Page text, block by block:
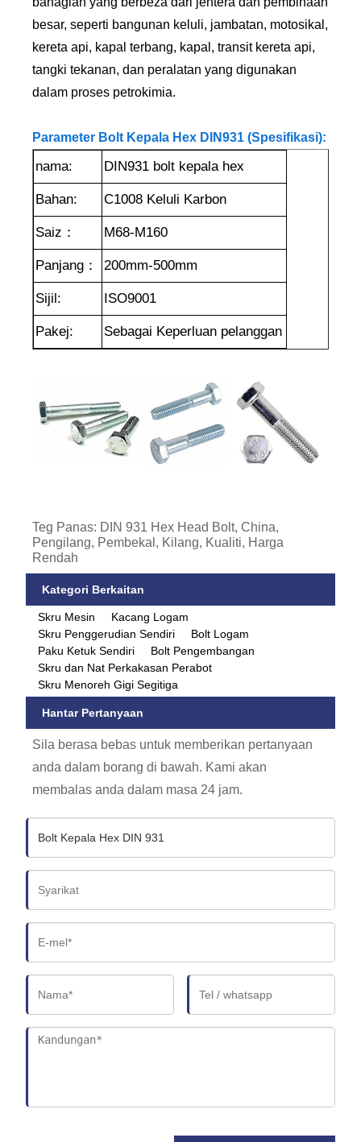
besar, seperti bangunan keluli, jambatan, motosikal,
kereta api, kapal terbang, kapal, transit kereta api,
tangki tekanan, dan peralatan yang digunakan
dalam proses petrokimia.
Parameter Bolt Kepala Hex DIN931 (Spesifikasi):
nama: DIN931 bolt kepala hex
Bahan: C1008 Keluli Karbon
Saiz： M68-M160
Panjang： 200mm-500mm
Sijil: ISO9001
Pakej: Sebagai Keperluan pelanggan
Teg Panas: DIN 931 Hex Head Bolt, China,
Pengilang, Pembekal, Kilang, Kualiti, Harga
Rendah
Kategori Berkaitan
Skru Mesin
Kacang Logam
Skru Penggerudian Sendiri
Bolt Logam
Paku Ketuk Sendiri
Bolt Pengembangan
Skru dan Nat Perkakasan Perabot
Skru Menoreh Gigi Segitiga
Hantar Pertanyaan
Sila berasa bebas untuk memberikan pertanyaan
anda dalam borang di bawah. Kami akan
membalas anda dalam masa 24 jam.